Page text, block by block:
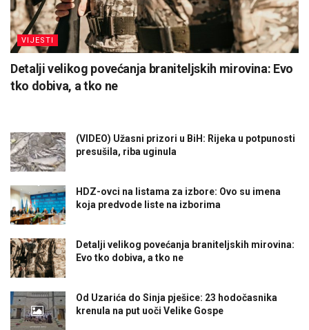
VIJESTI
Detalji velikog povećanja braniteljskih mirovina: Evo
tko dobiva, a tko ne
(VIDEO) Užasni prizori u BiH: Rijeka u potpunosti
presušila, riba uginula
HDZ-ovci na listama za izbore: Ovo su imena
koja predvode liste na izborima
Detalji velikog povećanja braniteljskih mirovina:
Evo tko dobiva, a tko ne
Od Uzarića do Sinja pješice: 23 hodočasnika
krenula na put uoči Velike Gospe